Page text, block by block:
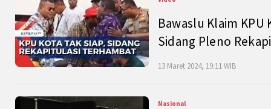
Bawaslu Klaim
Sidang Pleno
13 Maret 2024, 19:11 WIB
Nasional